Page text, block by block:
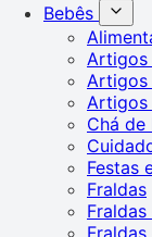
Bebês
Artigos
Artigos
Artigos
Chá de
Festas
Fraldas